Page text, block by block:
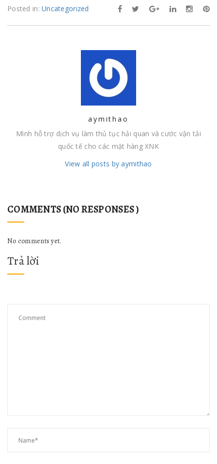
Posted in:Uncategorized
aymithao
Mình hỗ trợ dịch vụ làm thủ tục hải quan và cước vận tải
quốc tế cho các mặt hàng XNK
View all posts by aymithao
COMMENTS (NO RESPONSES )
No comments yet.
Trả lời